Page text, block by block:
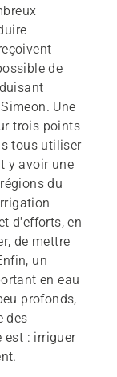
de
Une
trois points
tous utiliser
y avoir une
du
d'efforts, en
de mettre
un
en eau
profonds,
des
est : irriguer